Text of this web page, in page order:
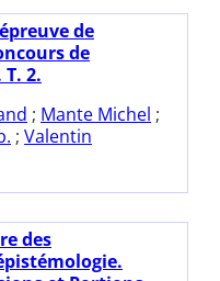
de
de
2.
; Mante Michel ;
; Valentin
des